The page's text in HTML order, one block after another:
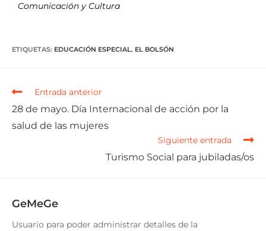
Comunicación y Cultura
ETIQUETAS: EDUCACIÓN ESPECIAL, EL BOLSÓN
Entrada anterior
28 de mayo. Día Internacional de acción por la
salud de las mujeres
Siguiente entrada
Turismo Social para jubiladas/os
GeMeGe
Usuario para poder administrar detalles de la